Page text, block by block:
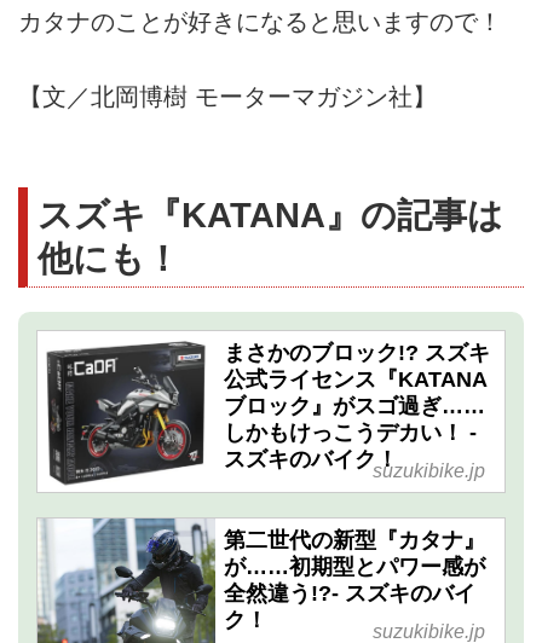
カタナのことが好きになると思いますので！
【文／北岡博樹 モーターマガジン社】
スズキ『KATANA』の記事は
他にも！
まさかのブロック!? スズキ
公式ライセンス『KATANA
ブロック』がスゴ過ぎ……
しかもけっこうデカい！ -
スズキのバイク！suzukibike.jp
第二世代の新型『カタナ』
が……初期型とパワー感が
全然違う!?- スズキのバイ
ク！
suzukibike.jp